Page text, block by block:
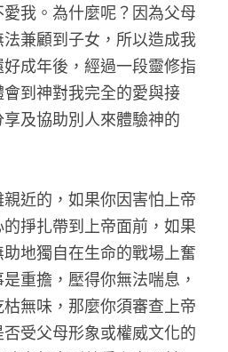
我。為什麼呢？因為父母
兼顧到子女，所以造成我
成年後，經過一段靈修指
到神對我完全的愛與接
及協助別人來體驗神的
近的，如果你因害怕上帝
掙扎帶到上帝面前，如果
地獨自在生命的戰場上奮
重擔，壓得你無法喘息，
無味，那麼你須審查上帝
受父母形象或權威文化的